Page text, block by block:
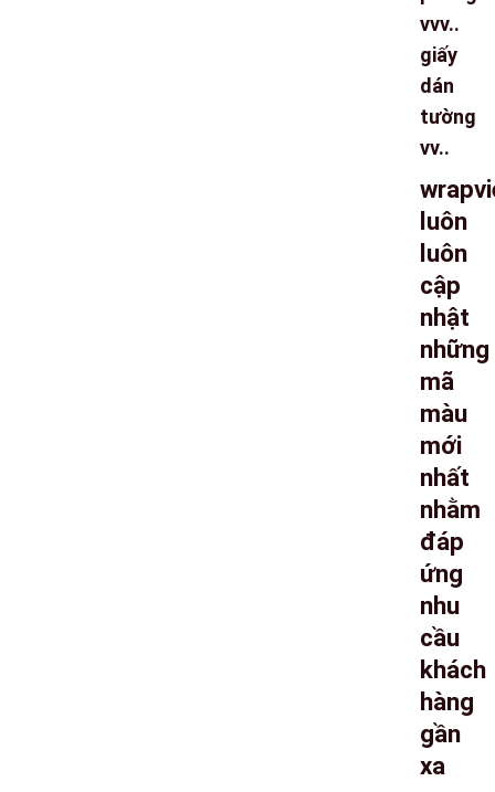
vvv..
giấy
dán
tường
vv..
luôn
luôn
cập
nhật
những
mã
màu
mới
nhất
nhằm
đáp
ứng
nhu
cầu
khách
hàng
gần
xa